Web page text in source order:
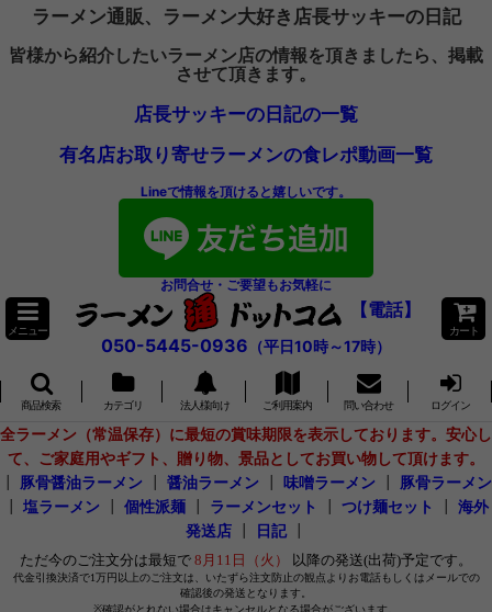
ラーメン通販、ラーメン大好き店長サッキーの日記
皆様から紹介したいラーメン店の情報を頂きましたら、掲載
させて頂きます。
店長サッキーの日記の一覧
有名店お取り寄せラーメンの食レポ動画一覧
Lineで情報を頂けると嬉しいです。
お問合せ・ご要望もお気軽に
メニュー
【電話】
050-5445-0936 （平日10時～17時）
カート
商品検索 カテゴリ 法人様向け ご利用案内 問い合わせ ログイン
全ラーメン（常温保存）に最短の賞味期限を表示しております。安心し
て、ご家庭用やギフト、贈り物、景品としてお買い物して頂けます。
豚骨醤油ラーメン 醤油ラーメン 味噌ラーメン
豚骨ラーメン
塩ラーメン 個性派麺 ラーメンセット つけ麺セット
海外
発送店
日記┃